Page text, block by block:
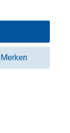
Merken